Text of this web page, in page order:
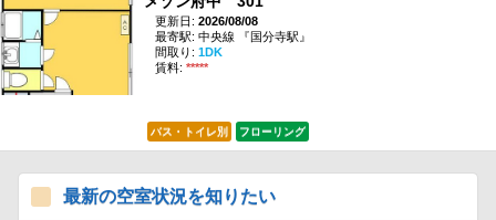
更新日: 2026/08/08
最寄駅: 中央線 『国分寺駅』
間取り: 1DK
賃料: *****
バス・トイレ別 フローリング
最新の空室状況を知りたい